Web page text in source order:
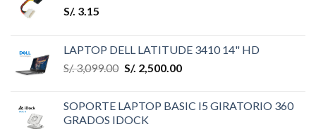
S/. 3.15
LAPTOP DELL LATITUDE 3410 14" HD
S/.3,099.00 S/. 2,500.00
SOPORTE LAPTOP BASIC I5 GIRATORIO 360
GRADOS IDOCK